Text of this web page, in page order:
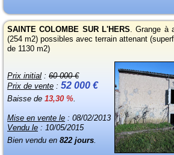
SAINTE COLOMBE SUR L'HERS. Grange à
(254 m2) possibles avec terrain attenant
de 1130 m2)
Prix initial: 60 000 €
Prix de vente : 52 000 €
Baisse de 13,30 %.
Mise en vente le : 08/02/2013
Vendu le : 10/05/2015
Bien vendu en 822 jours.